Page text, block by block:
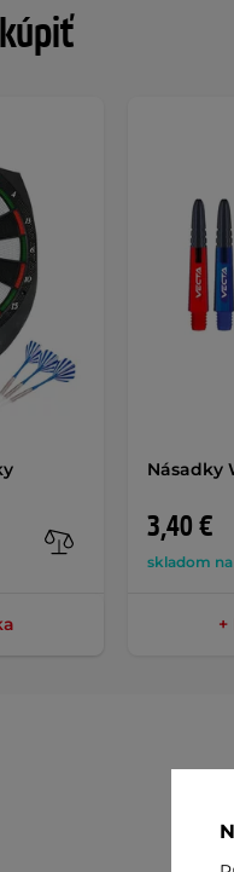
Násadky
3,40 €
skladom